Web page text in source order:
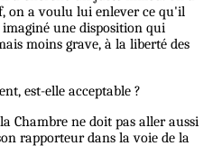
on a voulu lui enlever ce qu'il
une disposition qui
moins grave, à la liberté des
est-elle acceptable ?
Chambre ne doit pas aller aussi
rapporteur dans la voie de la